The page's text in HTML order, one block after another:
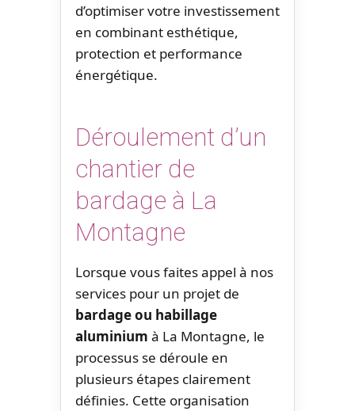
d’optimiser votre investissement
en combinant esthétique,
protection et performance
énergétique.
Déroulement d’un
chantier de
bardage à La
Montagne
Lorsque vous faites appel à nos
services pour un projet de
bardage ou habillage
aluminium à La Montagne, le
processus se déroule en
plusieurs étapes clairement
définies. Cette organisation